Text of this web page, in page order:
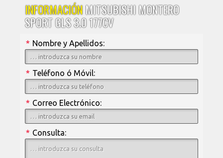
INFORMACIÓNMITSUBISHI MONTERO
SPORT GLS 3.0 177CV
Nombre y Apellidos:
*
Teléfono ó Móvil:
*
Correo Electrónico:
*
Consulta:
*